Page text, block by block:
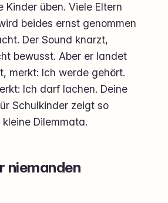
Kinder üben. Viele Eltern
beides ernst genommen
Der Sound knarzt,
bewusst. Aber er landet
merkt: Ich werde gehört.
Ich darf lachen. Deine
Schulkinder zeigt so
Dilemmata.
niemanden